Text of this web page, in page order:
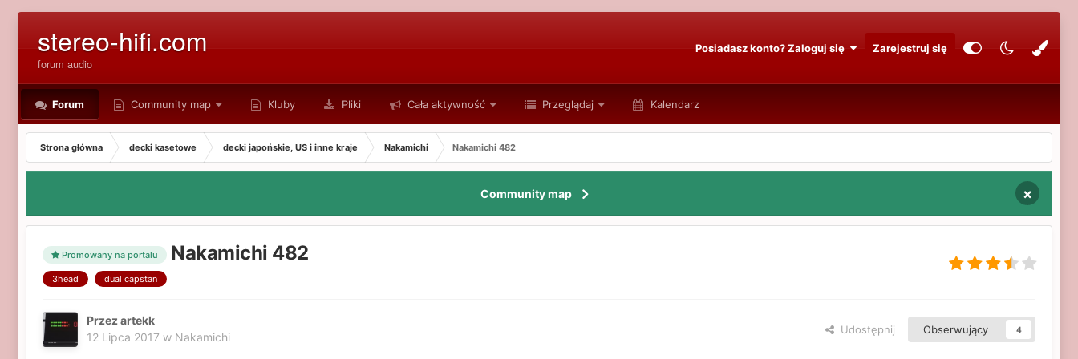
stereo-hifi.com
forum audio
Posiadasz konto? Zaloguj się Zarejestruj się
Forum Community map Kluby Pliki Cała aktywność Przeglądaj Kalendarz
Strona główna decki kasetowe decki japońskie, US i inne kraje Nakamichi Nakamichi 482
Community map ×
Promowany na portalu Nakamichi 482
3head dual capstan
Przez artekk
12 Lipca 2017 w Nakamichi
Udostępnij Obserwujący 4